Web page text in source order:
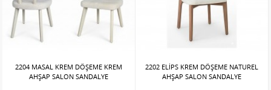
2204 MASAL KREM DÖŞEME KREM
AHŞAP SALON SANDALYE
2202 ELİPS KREM DÖŞEME NATUREL
AHŞAP SALON SANDALYE